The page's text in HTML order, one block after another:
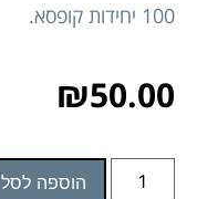
100 יחידות קופסא.
₪50.00
הוספה לסל